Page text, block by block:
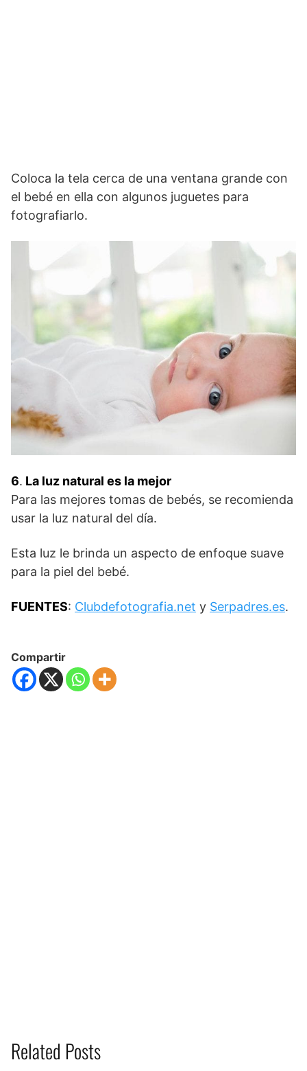
Coloca la tela cerca de una ventana grande con
el bebé en ella con algunos juguetes para
fotografiarlo.
6. La luz natural es la mejor
Para las mejores tomas de bebés, se recomienda
usar la luz natural del día.
Esta luz le brinda un aspecto de enfoque suave
para la piel del bebé.
FUENTES: Clubdefotografia.net y Serpadres.es.
Compartir
Related Posts